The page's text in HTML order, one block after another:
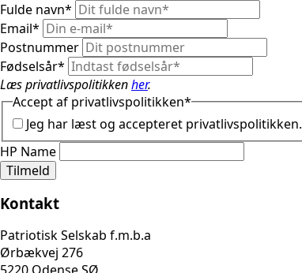
Fulde navn*
Email*
Postnummer
Fødselsår*
Læs privatlivspolitikkenher.
Accept af privatlivspolitikken*
Jeg har læst og accepteret privatlivspolitikken.
HP Name
Tilmeld
Kontakt
Patriotisk Selskab f.m.b.a
Ørbækvej 276